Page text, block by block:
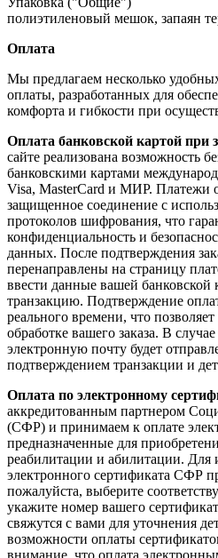
полиэтиленовый мешок, запаян
Оплата
Мы предлагаем несколько
оплаты, разработанных для
комфорта и гибкости при
Оплата банковской картой при
сайте реализована возможность
банковскими картами
Visa, MasterCard и МИР. Платежи
защищенное соединение с
протоколов шифрования, что
конфиденциальность и
данных. После подтверждения
перенаправлены на страницу
ввести данные вашей банковской
транзакцию. Подтверждение
реального времени, что
обработке вашего заказа. В
электронную почту будет
подтверждением транзакции и
Оплата по электронному
аккредитованным партнером
(СФР) и принимаем к оплате
предназначенные для
реабилитации и абилитации. Для
электронного сертификата СФР
пожалуйста, выберите
укажите номер вашего
свяжутся с вами для уточнения
возможности оплаты